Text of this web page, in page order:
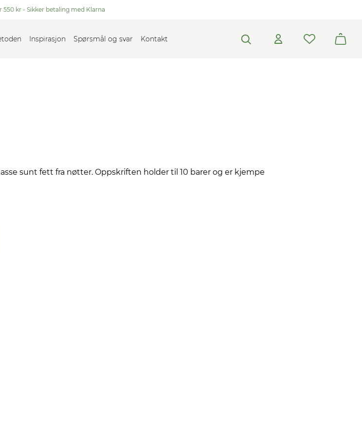
550 kr - Sikker betaling med Klarna
Inspirasjon Spørsmål og svar Kontakt
sunt fett fra nøtter. Oppskriften holder til 10 barer og er kjempe